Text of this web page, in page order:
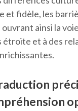
et fidèle, les
ainsi la
étroite et à des